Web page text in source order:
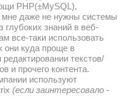
и разработать сайт типа
PHP(±MySQL),
даже не нужны системы
глубоких знаний в веб-
все-таки использовать
они куда проще в
текстов/
и прочего контента.
используют